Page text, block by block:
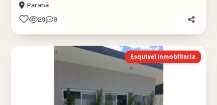
Paraná
29 0
Esquivel Inmobiliaria